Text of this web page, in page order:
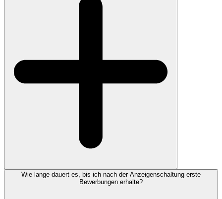
Wie lange dauert es, bis ich nach der Anzeigenschaltung erste
Bewerbungen erhalte?